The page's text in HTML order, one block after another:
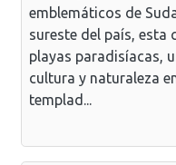
emblemáticos de
sureste del país, esta
playas paradisíacas,
cultura y naturaleza
templad...